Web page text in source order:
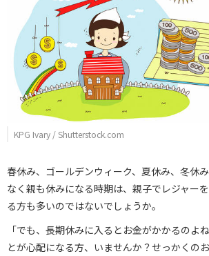
KPG Ivary / Shutterstock.com
春休み、ゴールデンウィーク、夏休み、冬
なく親も休みになる時期は、親子でレジャー
る方も多いのではないでしょうか。
「でも、長期休みに入るとお金がかかるの
とが心配になる方、いませんか？せっかくの